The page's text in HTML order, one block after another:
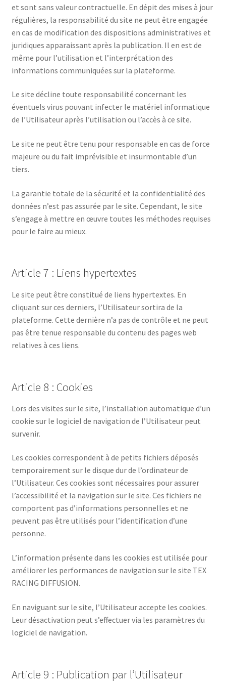
et sont sans valeur contractuelle. En dépit des mises à jour
régulières, la responsabilité du site ne peut être engagée
en cas de modification des dispositions administratives et
juridiques apparaissant après la publication. Il en est de
même pour l’utilisation et l’interprétation des
informations communiquées sur la plateforme.
Le site décline toute responsabilité concernant les
éventuels virus pouvant infecter le matériel informatique
de l’Utilisateur après l’utilisation ou l’accès à ce site.
Le site ne peut être tenu pour responsable en cas de force
majeure ou du fait imprévisible et insurmontable d’un
tiers.
La garantie totale de la sécurité et la confidentialité des
données n’est pas assurée par le site. Cependant, le site
s’engage à mettre en œuvre toutes les méthodes requises
pour le faire au mieux.
Article 7 : Liens hypertextes
Le site peut être constitué de liens hypertextes. En
cliquant sur ces derniers, l’Utilisateur sortira de la
plateforme. Cette dernière n’a pas de contrôle et ne peut
pas être tenue responsable du contenu des pages web
relatives à ces liens.
Article 8 : Cookies
Lors des visites sur le site, l’installation automatique d’un
cookie sur le logiciel de navigation de l’Utilisateur peut
survenir.
Les cookies correspondent à de petits fichiers déposés
temporairement sur le disque dur de l’ordinateur de
l’Utilisateur. Ces cookies sont nécessaires pour assurer
l’accessibilité et la navigation sur le site. Ces fichiers ne
comportent pas d’informations personnelles et ne
peuvent pas être utilisés pour l’identification d’une
personne.
L’information présente dans les cookies est utilisée pour
améliorer les performances de navigation sur le site TEX
RACING DIFFUSION.
En naviguant sur le site, l’Utilisateur accepte les cookies.
Leur désactivation peut s’effectuer via les paramètres du
logiciel de navigation.
Article 9 : Publication par l’Utilisateur